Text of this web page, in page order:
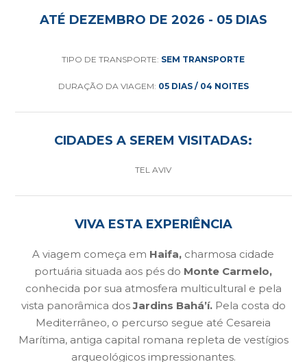
ATÉ DEZEMBRO DE 2026 - 05 DIAS
TIPO DE TRANSPORTE: SEM TRANSPORTE
DURAÇÃO DA VIAGEM: 05 DIAS / 04 NOITES
CIDADES A SEREM VISITADAS:
TEL AVIV
VIVA ESTA EXPERIÊNCIA
A viagem começa em Haifa, charmosa cidade
portuária situada aos pés do Monte Carmelo,
conhecida por sua atmosfera multicultural e pela
vista panorâmica dosJardins Bahá’í. Pela costa do
Mediterrâneo, o percurso segue até Cesareia
Marítima, antiga capital romana repleta de vestígios
arqueológicos impressionantes.